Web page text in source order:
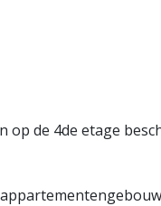
op de 4de etage